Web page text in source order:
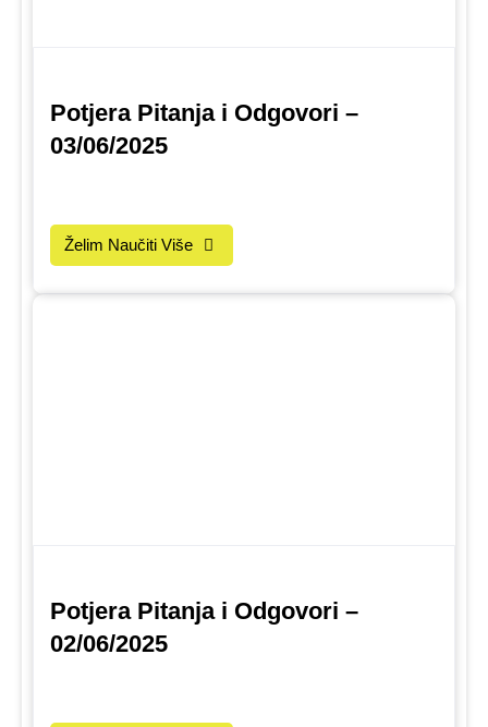
Potjera Pitanja i Odgovori –
03/06/2025
Želim Naučiti Više
Potjera Pitanja i Odgovori –
02/06/2025